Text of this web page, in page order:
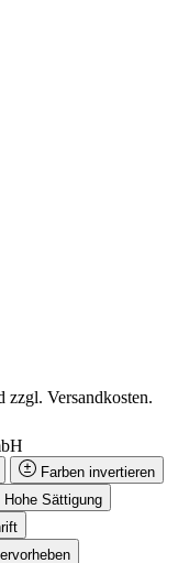
zzgl. Versandkosten.
Farben invertieren
Hohe Sättigung